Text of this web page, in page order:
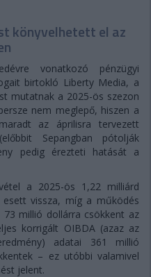
könyvelhetett el az
vonatkozó pénzügyi
birtokló Liberty Media, a
mutatnak a 2025-ös szezon
nem meglepő, hiszen a
az áprilisra tervezett
Sepangban pótolják
pedig érezteti hatását a
a 2025-ös 1,22 milliárd
vissza, míg a működés
millió dollárra csökkent az
korrigált OIBDA (azaz az
adatai 361 millió
– ez utóbbi valamivel
jelent.